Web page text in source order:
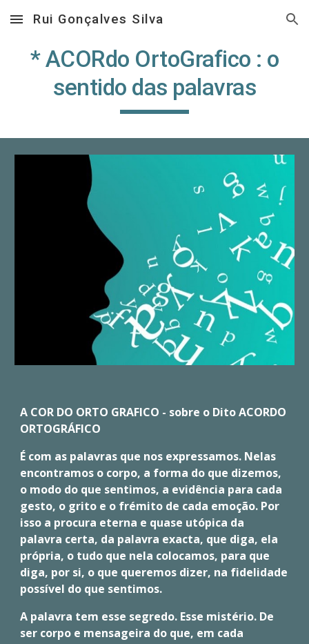
Skip to main content Skip to navigation
Rui Gonçalves Silva
* ACORdo OrtoGrafico : o
sentido das palavras
A COR DO ORTO GRAFICO - sobre o Dito ACORDO
ORTOGRÁFICO
É com as palavras que nos expressamos. Nelas
encontramos o corpo, a forma do que dizemos,
o modo do que sentimos, a evidência para cada
gesto, o grito e o frémito de cada emoção. Por
isso a procura eterna e quase utópica da
palavra certa, da palavra exacta, que diga, ela
própria, o tudo que nela colocamos, para que
diga, por si, o que queremos dizer, na fidelidade
possível do que sentimos.
A palavra tem esse segredo. Esse mistério. De
ser corpo e mensageira do que, em cada